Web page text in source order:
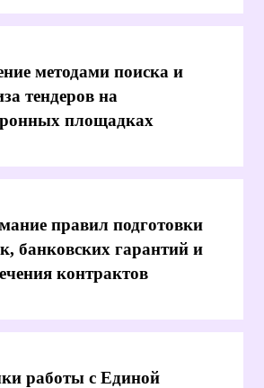
в правилах
и оплаты
контрактов
предпринимателей
дело.
получите диплом